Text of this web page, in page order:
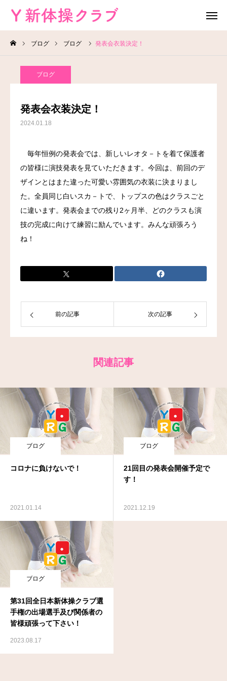
ブログ ブログ 発表会衣装決定！
ブログ
発表会衣装決定！
2024.01.18
毎年恒例の発表会では、新しいレオタ－トを着て保護者
の皆様に演技発表を見ていただきます。今回は、前回のデ
ザインとはまた違った可愛い雰囲気の衣装に決まりまし
た。全員同じ白いスカ－トで、トップスの色はクラスごと
に違います。発表会までの残り2ヶ月半、どのクラスも演
技の完成に向けて練習に励んでいます。みんな頑張ろう
ね！
前の記事 次の記事
関連記事
ブログ
コロナに負けないで！
2021.01.14
ブログ
21回目の発表会開催予定で
す！
2021.12.19
ブログ
第31回全日本新体操クラブ選
手権の出場選手及び関係者の
皆様頑張って下さい！
2023.08.17
無料体験
HOME
教室概要
よくある質問
ブログ